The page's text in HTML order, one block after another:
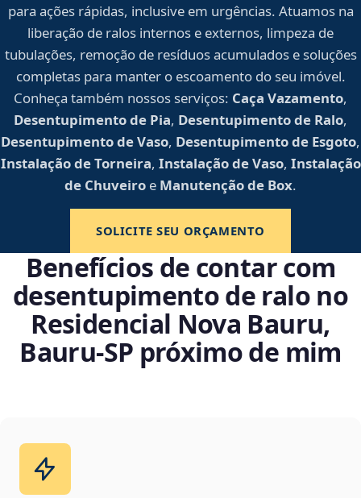
para ações rápidas, inclusive em urgências. Atuamos na
liberação de ralos internos e externos, limpeza de
tubulações, remoção de resíduos acumulados e soluções
completas para manter o escoamento do seu imóvel.
Conheça também nossos serviços: Caça Vazamento,
Desentupimento de Pia, Desentupimento de Ralo,
Desentupimento de Vaso, Desentupimento de Esgoto,
Instalação de Torneira, Instalação de Vaso, Instalação
de Chuveiro e Manutenção de Box.
SOLICITE SEU ORÇAMENTO
Benefícios de contar com
desentupimento de ralo no
Residencial Nova Bauru,
Bauru‑SP próximo de mim